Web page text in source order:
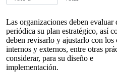
Las organizaciones deben evaluar
periódica su plan estratégico, así
deben revisarlo y ajustarlo con los
internos y externos, entre otras
considerar, para su diseño e
implementación.